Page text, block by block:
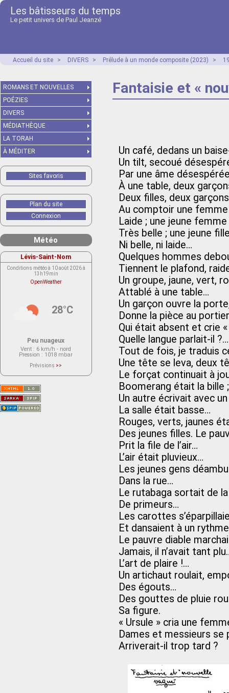
Les bâtisseurs du temps
Le petit univers de Paul Jeanzé
Accueil du site > DIVERS > Prélude à un monde composite (2023) >
Fantaisie et «
Un café, dedans un
Un tilt, secoué
Par une âme
À une table, deux
Deux filles, deux
Au comptoir une
Laide ; une jeune
Très belle ; une jeune
Ni belle, ni laide…
Quelques hommes
Tiennent le plafond,
Un groupe, jaune, vert,
Attablé à une table…
Un garçon ouvre la
Donne la pièce au portier
Qui était absent et crie
Quelle langue parlait-il
Tout de fois, je traduis
Une tête se leva, deux
Le forçat continuait à
Boomerang était la bille ;
Un autre écrivait avec
La salle était basse…
Rouges, verts, jaunes
Des jeunes filles. Le
Prit la file de l’air…
L’air était pluvieux…
Les jeunes gens
Dans la rue…
Le rutabaga sortait de
De primeurs…
Les carottes
Et dansaient à un
Le pauvre diable
Jamais, il n’avait tant
L’art de plaire !…
Un artichaut roulait,
Des égouts…
Des gouttes de pluie
Sa figure.
« Ursule » cria une
Dames et messieurs
Arriverait-il trop tard ?
ROMANS ET NOUVELLES
POÉZIES
DIVERS
MÉDIATHÈQUE
LA TORAH
À MÉDITER
Sites favoris
Plan du site
Connexion
Météo
Lévis-Saint-Nom
Conditions météo à 10 août 2026 à
13h19min
OpenWeather
28°C
Peu nuageux
Vent : 6 km/h - nord
Pression : 1018 mbar
Prévisions >>
actuellement aucune prévision
Saint-Nom.
Veuillez consulter le message du
service ci-dessous.
(401 - Invalid API key. Please see
https://openweathermap.org/faq#error401